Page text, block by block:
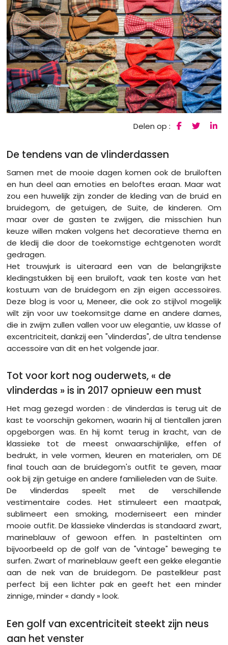
Delen op :
De tendens van de vlinderdassen
Samen met de mooie dagen komen ook de bruiloften
en hun deel aan emoties en beloftes eraan. Maar wat
zou een huwelijk zijn zonder de kleding van de bruid en
bruidegom, de getuigen, de Suite, de kinderen. Om
maar over de gasten te zwijgen, die misschien hun
keuze willen maken volgens het decoratieve thema en
de kledij die door de toekomstige echtgenoten wordt
gedragen.
Het trouwjurk is uiteraard een van de belangrijkste
kledingstukken bij een bruiloft, vaak ten koste van het
kostuum van de bruidegom en zijn eigen accessoires.
Deze blog is voor u, Meneer, die ook zo stijlvol mogelijk
wilt zijn voor uw toekomsitge dame en andere dames,
die in zwijm zullen vallen voor uw elegantie, uw klasse of
excentriciteit, dankzij een "vlinderdas", de ultra tendense
accessoire van dit en het volgende jaar.
Tot voor kort nog ouderwets, « de
vlinderdas » is in 2017 opnieuw een must
Het mag gezegd worden : de vlinderdas is terug uit de
kast te voorschijn gekomen, waarin hij al tientallen jaren
opgeborgen was. En hij komt terug in kracht, van de
klassieke tot de meest onwaarschijnlijke, effen of
bedrukt, in vele vormen, kleuren en materialen, om DE
final touch aan de bruidegom's outfit te geven, maar
ook bij zijn getuige en andere familieleden van de Suite.
De vlinderdas speelt met de verschillende
vestimentaire codes. Het stimuleert een maatpak,
sublimeert een smoking, moderniseert een minder
mooie outfit. De klassieke vlinderdas is standaard zwart,
marineblauw of gewoon effen. In pasteltinten om
bijvoorbeeld op de golf van de "vintage" beweging te
surfen. Zwart of marineblauw geeft een gekke elegantie
aan de nek van de bruidegom. De pastelkleur past
perfect bij een lichter pak en geeft het een minder
zinnige, minder « dandy » look.
Een golf van excentriciteit steekt zijn neus
aan het venster